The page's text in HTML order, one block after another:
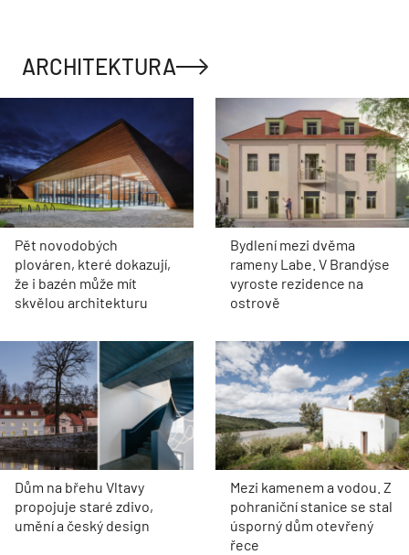
ARCHITEKTURA
Pět novodobých
plováren, které dokazují,
že i bazén může mít
skvělou architekturu
Bydlení mezi dvěma
rameny Labe. V Brandýse
vyroste rezidence na
ostrově
Dům na břehu Vltavy
propojuje staré zdivo,
umění a český design
Mezi kamenem a vodou. Z
pohraniční stanice se stal
úsporný dům otevřený
řece